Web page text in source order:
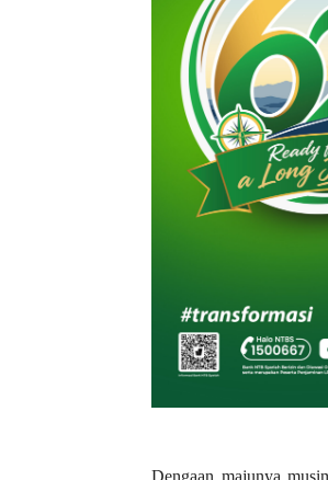
Dengaan majunya